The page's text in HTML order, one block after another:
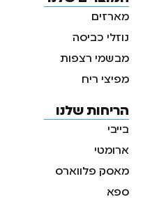
מארזים
נוזלי כביסה
מבשמי רצפות
מפיצי ריח
הריחות שלנו
בייבי
ארומטי
מאסק פלווארס
ספא